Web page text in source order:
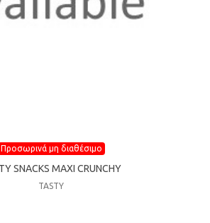
Προσωρινά μη διαθέσιμο
SNACKS MAXI CRUNCHY
TASTY